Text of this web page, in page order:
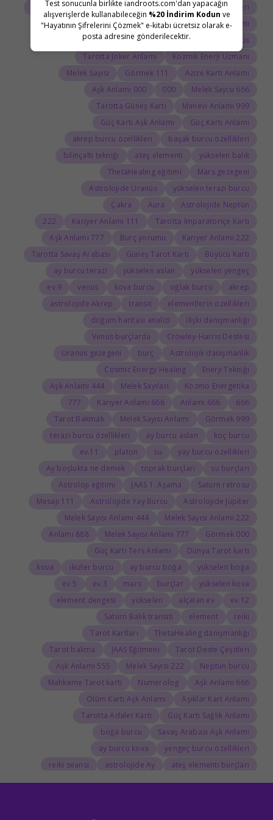
Test sonucunla birlikte iandroots.com'dan yapacağın
alışverişlerde kullanabileceğin %20 İndirim Kodun ve
"Hayatının Şifrelerini Çözmek" e-kitabı ücretsiz olarak e-
posta adresine gönderilecektir.
ThetaHealing semineri
Tarot Sembolleri
Tarot Açılımı
Jean Adrienne Arınma Sistemi
Uranüs burcu
Doğum haritasında Uranüs
Astroloji Sözlüğü
Kozmik Enerji Uzmanı
Tarotta Joker Anlamı
Azize Kartı Anlamı
111 Görmek
Melek Sayısı
666 Melek Sayısı
000
000 Aşk Anlamı
999 Manevi Anlamı
Tarotta Güneş Kartı
Güç Kartı Anlamı
Güç Kartı Aşk Anlamı
başak burcu özellikleri
akrep burcu özellikleri
yükselen balık
ateş elementi
bilinçaltı tekniği
Mars gezegeni
ThetaHealing eğitimi
yükselen terazi burcu
Astrolojide Uranüs
Astrolojide Neptün
Aura
Çakra
Tarotta İmparatoriçe Kartı
111 Kariyer Anlamı
222
222 Kariyer Anlamı
Burç yorumu
777 Aşk Anlamı
Büyücü Kartı
Güneş Tarot Kartı
Tarotta Savaş Arabası
yükselen yengeç
yükselen aslan
ay burcu terazi
akrep
oğlak burcu
kova burcu
venüs
9.ev
elementlerin özellikleri
transit
astrolojide Akrep
ilişki danışmanlığı
doğum haritası analizi
Crowley-Harris Destesi
Venüs burçlarda
Astrolojik danışmanlık
burç
Uranüs gezegeni
Enerji Tekniği
Cosmic Energy Healing
Kozmo Energetika
Melek Sayıları
444 Aşk Anlamı
666
666 Anlamı
666 Kariyer Anlamı
777
999 Görmek
Melek Sayısı Anlamı
Tarot Bakmak
koç burcu
ay burcu aslan
terazi burcu özellikleri
yay burcu özellikleri
su
platon
11.ev
su burçları
toprak burçları
Ay boşlukta ne demek
Satürn retrosu
JAAS 1. Aşama
Astroloji eğitimi
Astrolojide Jüpiter
Astrolojide Yay Burcu
111 Mesajı
222 Melek Sayısı Anlamı
444 Melek Sayısı Anlamı
000 Görmek
777 Melek Sayısı Anlamı
888 Anlamı
Dünya Tarot kartı
Güç Kartı Ters Anlamı
yükselen boğa
ay burcu boğa
ikizler burcu
kova
yükselen kova
burçlar
mars
3.ev
5.ev
12.ev
alçalan ev
yükselen
element dengesi
reiki
element
Satürn Balık transiti
ThetaHealing danışmanlığı
Tarot Kartları
Tarot Deste Çeşitleri
JAAS Eğitmeni
Tarot bakma
Neptün burcu
222 Melek Sayısı
555 Aşk Anlamı
666 Aşk Anlamı
Numerolog
Mahkeme Tarot kartı
Aşıklar Kart Anlamı
Ölüm Kartı Aşk Anlamı
Güç Kartı Sağlık Anlamı
Tarotta Adalet Kartı
Savaş Arabası Aşk Anlamı
boğa burcu
yengeç burcu özellikleri
ay burcu kova
ateş elementi burçları
astrolojide Ay
reiki seansı
astrolog
Doğum Haritasında Mars
Tarolog